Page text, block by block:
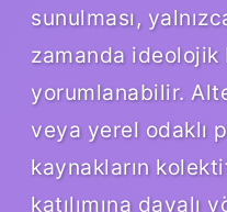
sunulması,
zamanda
yorumlanabilir.
veya yerel odaklı
kaynakların
katılımına dayalı